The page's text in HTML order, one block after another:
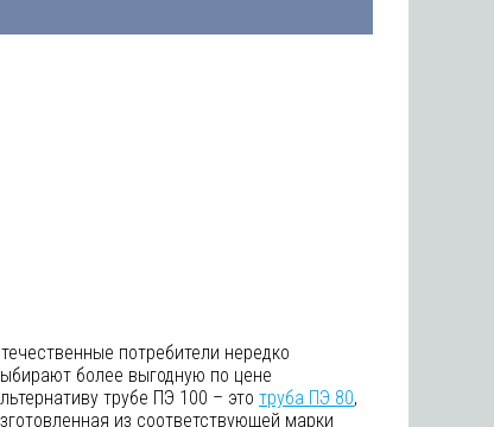
потребители нередко
более выгодную по цене
трубе ПЭ 100 – это труба ПЭ 80,
из соответствующей марки